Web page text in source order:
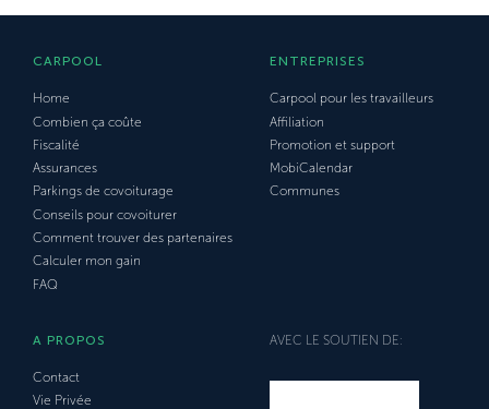
CARPOOL
Home
Combien ça coûte
Fiscalité
Assurances
Parkings de covoiturage
Conseils pour covoiturer
Comment trouver des partenaires
Calculer mon gain
FAQ
ENTREPRISES
Carpool pour les travailleurs
Affiliation
Promotion et support
MobiCalendar
Communes
A PROPOS
Contact
Vie Privée
AVEC LE SOUTIEN DE: